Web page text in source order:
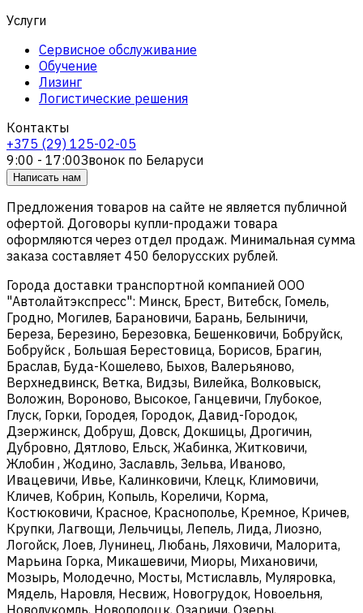
Услуги
Сервисное обслуживание
Обучение
Лизинг
Логистические решения
Контакты
+375 (29) 125-02-05
9:00 - 17:00Звонок по Беларуси
Написать нам
Предложения товаров на сайте не является публичной
офертой. Договоры купли-продажи товара
оформляются через отдел продаж. Минимальная сумма
заказа составляет 450 белорусских рублей.
Города доставки транспортной компанией ООО
"Автолайтэкспресс": Минск, Брест, Витебск, Гомель,
Гродно, Могилев, Барановичи, Барань, Белыничи,
Береза, Березино, Березовка, Бешенковичи, Бобруйск,
Бобруйск , Большая Берестовица, Борисов, Брагин,
Браслав, Буда-Кошелево, Быхов, Валерьяново,
Верхнедвинск, Ветка, Видзы, Вилейка, Волковыск,
Воложин, Вороново, Высокое, Ганцевичи, Глубокое,
Глуск, Горки, Городея, Городок, Давид-Городок,
Дзержинск, Добруш, Довск, Докшицы, Дрогичин,
Дубровно, Дятлово, Ельск, Жабинка, Житковичи,
Жлобин , Жодино, Заславль, Зельва, Иваново,
Ивацевичи, Ивье, Калинковичи, Клецк, Климовичи,
Кличев, Кобрин, Копыль, Кореличи, Корма,
Костюковичи, Красное, Краснополье, Кремное, Кричев,
Крупки, Лагвощи, Лельчицы, Лепель, Лида, Лиозно,
Логойск, Лоев, Лунинец, Любань, Ляховичи, Малорита,
Марьина Горка, Микашевичи, Миоры, Михановичи,
Мозырь, Молодечно, Мосты, Мстиславль, Муляровка,
Мядель, Наровля, Несвиж, Новогрудок, Новоельня,
Новолукомль, Новополоцк, Озаричи, Озеры,